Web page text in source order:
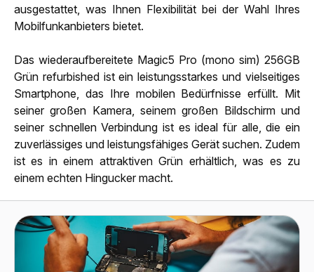
ausgestattet, was Ihnen Flexibilität bei der Wahl Ihres
Mobilfunkanbieters bietet.
Das wiederaufbereitete Magic5 Pro (mono sim) 256GB
Grün refurbished ist ein leistungsstarkes und vielseitiges
Smartphone, das Ihre mobilen Bedürfnisse erfüllt. Mit
seiner großen Kamera, seinem großen Bildschirm und
seiner schnellen Verbindung ist es ideal für alle, die ein
zuverlässiges und leistungsfähiges Gerät suchen. Zudem
ist es in einem attraktiven Grün erhältlich, was es zu
einem echten Hingucker macht.